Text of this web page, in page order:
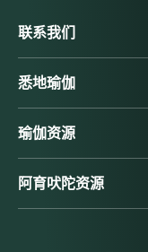
联系我们
悉地瑜伽
瑜伽资源
阿育吠陀资源